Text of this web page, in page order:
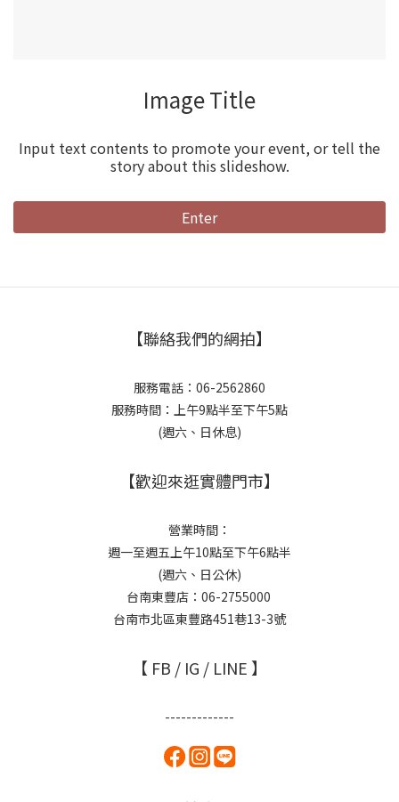
Image Title
Input text contents to promote your event, or tell the
story about this slideshow.
Enter
【聯絡我們的網拍】
服務電話：06-2562860
服務時間：上午9點半至下午5點
(週六、日休息)
【歡迎來逛實體門市】
營業時間：
週一至週五上午10點至下午6點半
(週六、日公休)
台南東豐店：06-2755000
台南市北區東豐路451巷13-3號
【 FB / IG / LINE 】
-------------